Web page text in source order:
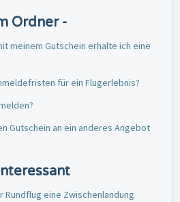
Ordner -
meinem Gutschein erhalte ich eine
für ein Flugerlebnis?
Gutschein an ein anderes Angebot
Rundflug eine Zwischenlandung